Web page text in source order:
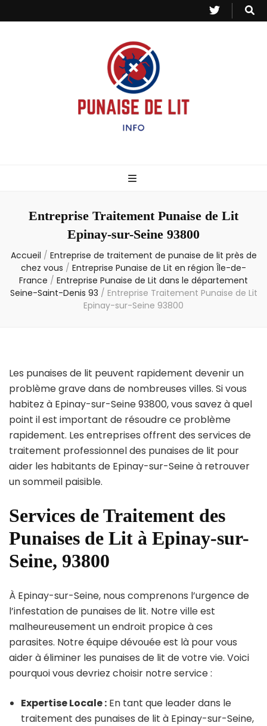
– Info
Entreprise Traitement Punaise de Lit
Epinay-sur-Seine 93800
Accueil / Entreprise de traitement de punaise de lit près de
chez vous / Entreprise Punaise de Lit en région Île-de-
France / Entreprise Punaise de Lit dans le département
Seine-Saint-Denis 93 / Entreprise Traitement Punaise de Lit
Epinay-sur-Seine 93800
Les punaises de lit peuvent rapidement devenir un
problème grave dans de nombreuses villes. Si vous
habitez à Epinay-sur-Seine 93800, vous savez à quel
point il est important de résoudre ce problème
rapidement. Les entreprises offrent des services de
traitement professionnel des punaises de lit pour
aider les habitants de Epinay-sur-Seine à retrouver
un sommeil paisible.
Services de Traitement des
Punaises de Lit à Epinay-sur-
Seine, 93800
À Epinay-sur-Seine, nous comprenons l’urgence de
l’infestation de punaises de lit. Notre ville est
malheureusement un endroit propice à ces
parasites. Notre équipe dévouée est là pour vous
aider à éliminer les punaises de lit de votre vie. Voici
pourquoi vous devriez choisir notre service :
Expertise Locale : En tant que leader dans le
traitement des punaises de lit à Epinay-sur-Seine,